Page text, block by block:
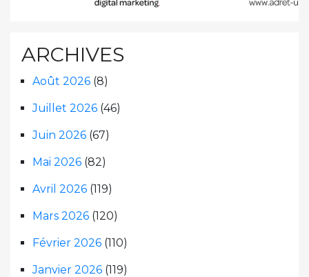
ARCHIVES
Août 2026 (8)
Juillet 2026 (46)
Juin 2026 (67)
Mai 2026 (82)
Avril 2026 (119)
Mars 2026 (120)
Février 2026 (110)
Janvier 2026 (119)